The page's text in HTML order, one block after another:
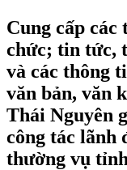
Cung cấp các
chức; tin tức,
và các thông
văn bản, văn
Thái Nguyên
công tác lãnh
thường vụ